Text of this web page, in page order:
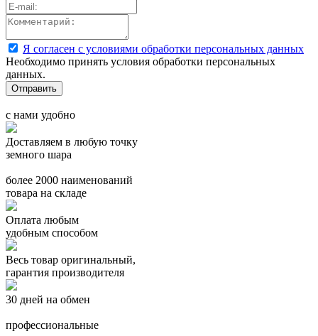
Я согласен с условиями обработки персональных данных
Необходимо принять условия обработки персональных
данных.
с нами удобно
Доставляем в любую точку
земного шара
более 2000 наименований
товара на складе
Оплата любым
удобным способом
Весь товар оригинальный,
гарантия производителя
30 дней на обмен
профессиональные